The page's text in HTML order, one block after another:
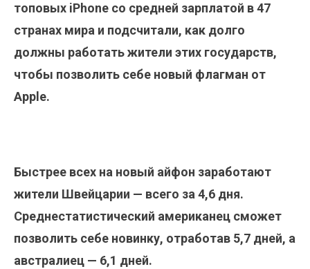
топовых iPhone со средней зарплатой в 47
странах мира и подсчитали, как долго
должны работать жители этих государств,
чтобы позволить себе новый флагман от
Apple.
Быстрее всех на новый айфон заработают
жители Швейцарии — всего за 4,6 дня.
Среднестатистический американец сможет
позволить себе новинку, отработав 5,7 дней, а
австралиец — 6,1 дней.